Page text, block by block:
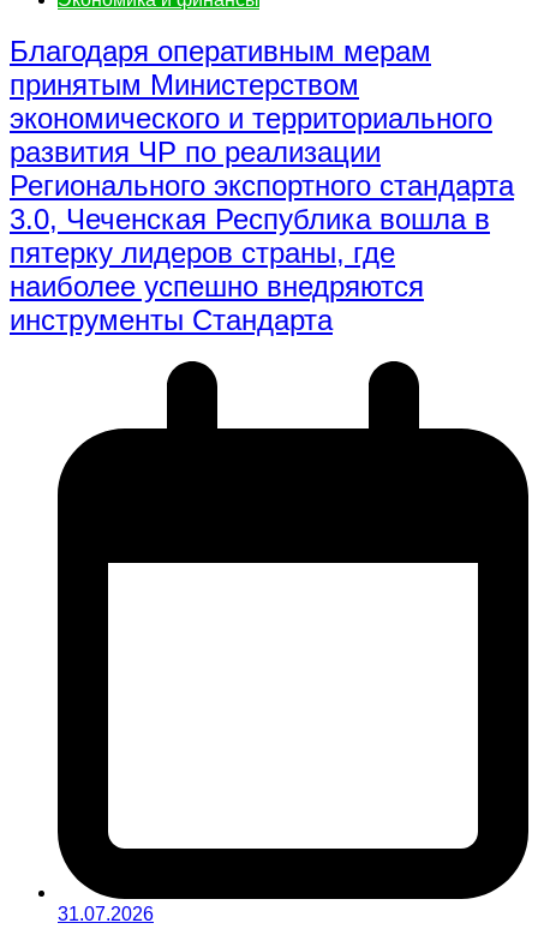
Благодаря оперативным мерам
принятым Министерством
экономического и территориального
развития ЧР по реализации
Регионального экспортного стандарта
3.0, Чеченская Республика вошла в
пятерку лидеров страны, где
наиболее успешно внедряются
инструменты Стандарта
31.07.2026